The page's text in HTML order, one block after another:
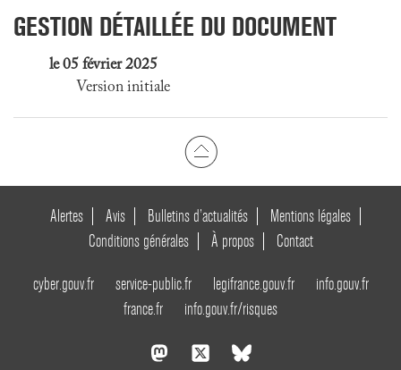
GESTION DÉTAILLÉE DU DOCUMENT
le 05 février 2025
Version initiale
Alertes Avis Bulletins d’actualités
Mentions légales
Conditions générales
À propos Contact
cyber.gouv.fr service-public.fr legifrance.gouv.fr
info.gouv.fr
france.fr
info.gouv.fr/risques